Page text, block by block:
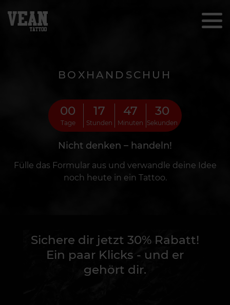
BOXHANDSCHUH
00
Tage
17
Stunden
47
Minuten
28
Sekunden
Nicht denken – handeln!
Fülle das Formular aus und verwandle deine Idee
noch heute in ein Tattoo.
Sichere dir jetzt 30% Rabatt!
Ein paar Klicks - und er
gehört dir.